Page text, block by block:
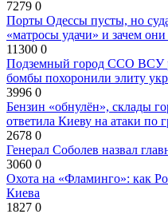
7279 0
Порты Одессы пусты, но
«матросы удачи» и зачем
11300 0
Подземный город ССО ВСУ
бомбы похоронили элиту
3996 0
Бензин «обнулён», склады
ответила Киеву на атаки по
2678 0
Генерал Соболев назвал
3060 0
Охота на «Фламинго»: как
Киева
1827 0